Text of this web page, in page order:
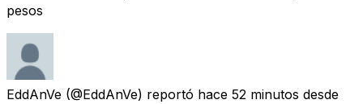
pesos
EddAnVe (@EddAnVe) reportó hace 52 minutos desde